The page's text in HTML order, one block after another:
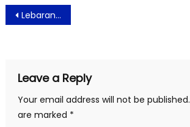
Post
navigation
Lebaran Penuh Makna ala Swiss-Belresort Dago Heritage
Leave a Reply
Your email address will not be published.
are marked *